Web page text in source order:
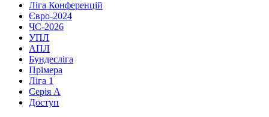
Ліга Конференцій
Євро-2024
ЧС-2026
УПЛ
АПЛ
Бундесліга
Прімера
Ліга 1
Серія А
Доступ